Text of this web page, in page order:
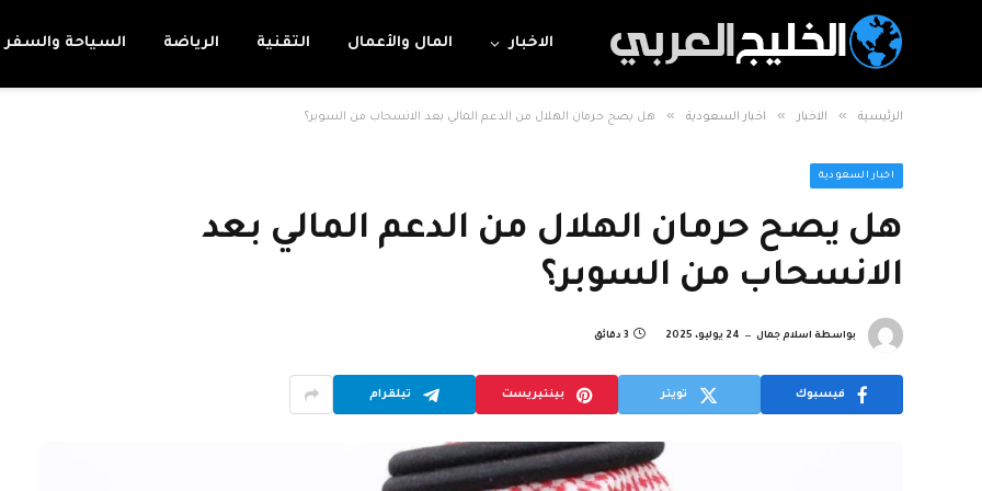
الاخبار المال والأعمال التقنية الرياضة السياحة والسفر
الرئيسية » الاخبار » اخبار السعودية » هل يصح حرمان الهلال من الدعم المالي بعد الانسحاب من السوبر؟
اخبار السعودية
هل يصح حرمان الهلال من الدعم المالي بعد
الانسحاب من السوبر؟
بواسطة اسلام جمال 24 يوليو، 2025 3 دقائق
فيسبوك تويتر بينتيريست تيلقرام